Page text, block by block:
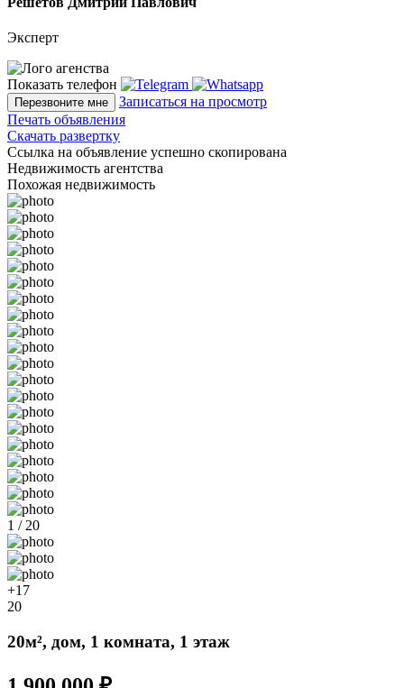
Эксперт
Показать телефон
Перезвоните мне
Записаться на просмотр
Печать объявления
Скачать развертку
Ссылка на объявление успешно скопирована
Недвижимость агентства
Похожая недвижимость
1 / 20
+17
20
20м², дом, 1 комната, 1 этаж